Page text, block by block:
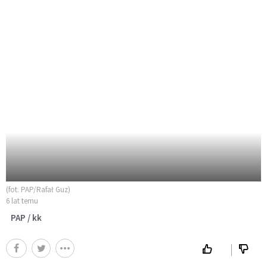
(fot. PAP/Rafał Guz)
6 lat temu
PAP / kk